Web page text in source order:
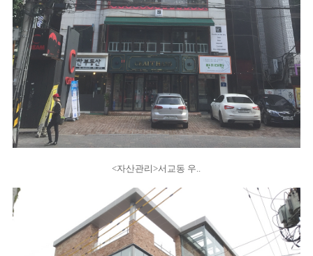
<자산관리>서교동 우..